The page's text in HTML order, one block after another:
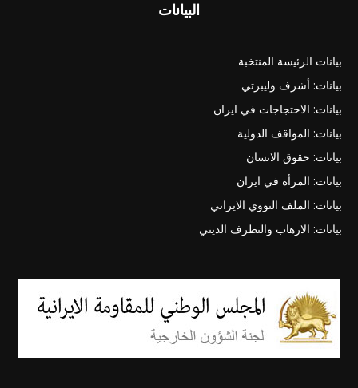
البيانات
بيانات الرئيسة المنتخبة
بيانات: أشرف وليبرتي
بيانات: الاحتجاجات في ايران
بيانات: المواقف الدولية
بيانات: حقوق الانسان
بيانات: المرأة في ايران
بيانات: الملف النووي الايراني
بيانات: الارهاب والتطرف الديني